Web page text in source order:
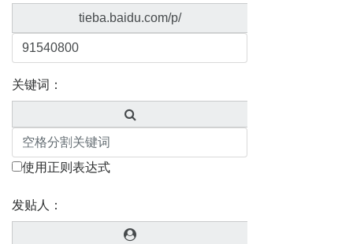
tieba.baidu.com/p/
关键词：
使用正则表达式
发贴人：